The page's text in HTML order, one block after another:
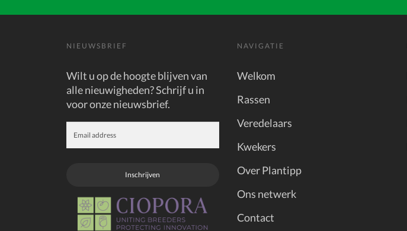
NIEUWSBRIEF
Wilt u op de hoogte blijven van
alle nieuwigheden? Schrijf u in
voor onze nieuwsbrief.
Inschrijven
NAVIGATIE
Welkom
Rassen
Veredelaars
Kwekers
Over Plantipp
Ons netwerk
Contact